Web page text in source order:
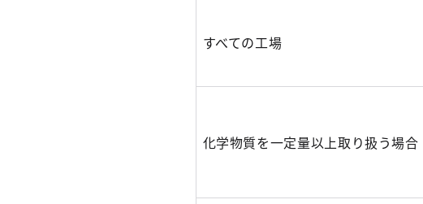
すべての工場
化学物質を一定量以上取り扱う場合